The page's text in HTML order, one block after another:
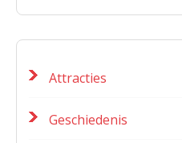
Attracties
Geschiedenis